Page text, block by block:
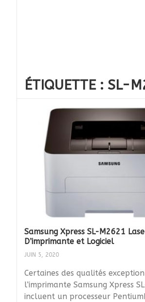
ÉTIQUETTE : SL-
Samsung Xpress SL-M2621
D’imprimante et Logiciel
JUIN 5, 2020
Certaines des qualités
l’imprimante Samsung Xpress
incluent un processeur